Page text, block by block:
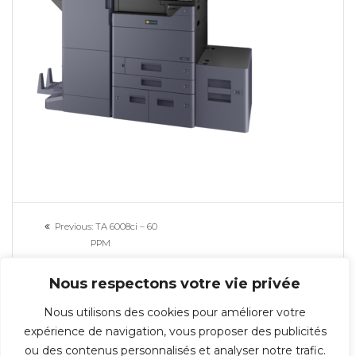
Nous respectons votre vie privée
Nous utilisons des cookies pour améliorer votre
expérience de navigation, vous proposer des publicités
ou des contenus personnalisés et analyser notre trafic.
l’article
Previous: Previous
post:
TA 6008ci – 60
PPM